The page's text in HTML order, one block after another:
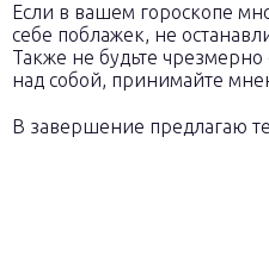
Если в вашем гороскопе
себе поблажек, не
Также не будьте
над собой, принимайте
В завершение предлагаю